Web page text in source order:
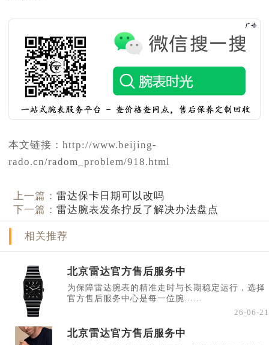
本文链接：http://www.beijing-
rado.cn/radom_problem/918.html
上一篇：雷达保卡日期可以改吗
下一篇：雷达腕表发条拧反了解决办法盘点
相关推荐
北京雷达官方售后服务中
为保障雷达腕表的精准走时与长期稳定运行，选择
官方售后服务中心是每一位腕......
26-06-21
北京雷达官方售后服务中